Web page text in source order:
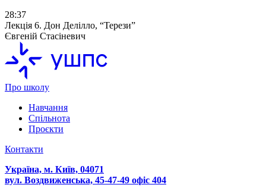
28:37
Лекція 6. Дон Делілло, “Терези”
Євгеній Стасіневич
Про школу
Навчання
Спільнота
Проєкти
Контакти
Україна, м. Київ, 04071
вул. Воздвиженська, 45-47-49 офіс 404